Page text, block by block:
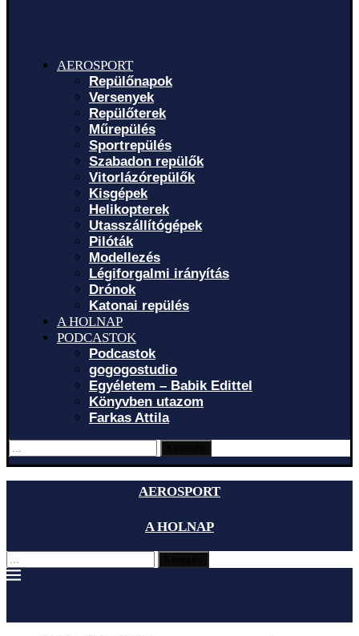
AEROSPORT
Repülőnapok
Versenyek
Repülőterek
Műrepülés
Sportrepülés
Szabadon repülők
Vitorlázórepülők
Kisgépek
Helikopterek
Utasszállítógépek
Pilóták
Modellezés
Légiforgalmi irányítás
Drónok
Katonai repülés
A HOLNAP
PODCASTOK
Podcastok
gogogostudio
Egyéletem – Babik Edittel
Könyvben utazom
Farkas Attila
AEROSPORT
A HOLNAP